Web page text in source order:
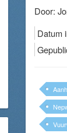
Door:
Datum